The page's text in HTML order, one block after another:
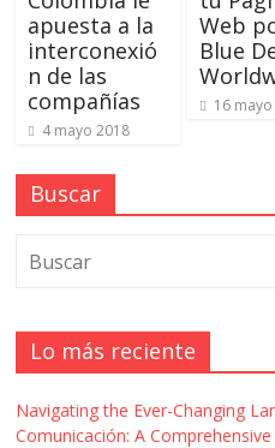
apuesta a la
interconexió
n de las
compañías
4 mayo 2018
Web
Blue
16
Buscar
Lo más reciente
Navigating the Ever-Changing
Comunicación: A Comprehensive